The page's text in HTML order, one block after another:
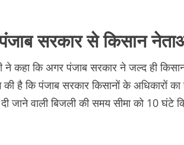
सरकार से किसान
ने कहा कि अगर पंजाब सरकार ने जल्द ही
की है कि पंजाब सरकार किसानों के
दी जाने वाली बिजली की समय सीमा को 10